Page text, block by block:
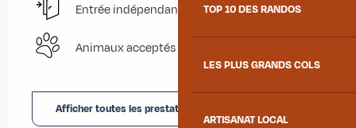
TOP 10 DES RANDOS
LES PLUS GRANDS COLS
ARTISANAT LOCAL
Entrée indépendante
Animaux acceptés
Afficher toutes les prestations